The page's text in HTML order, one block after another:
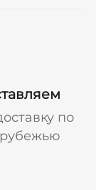
по